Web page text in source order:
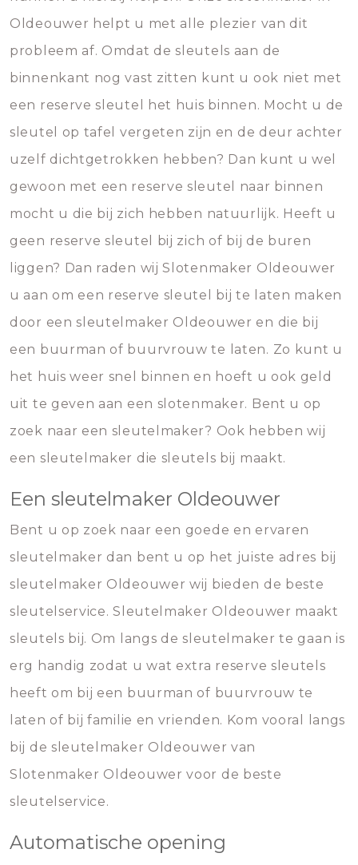
Oldeouwer helpt u met alle plezier van dit
probleem af. Omdat de sleutels aan de
binnenkant nog vast zitten kunt u ook niet met
een reserve sleutel het huis binnen. Mocht u de
sleutel op tafel vergeten zijn en de deur achter
uzelf dichtgetrokken hebben? Dan kunt u wel
gewoon met een reserve sleutel naar binnen
mocht u die bij zich hebben natuurlijk. Heeft u
geen reserve sleutel bij zich of bij de buren
liggen? Dan raden wij Slotenmaker Oldeouwer
u aan om een reserve sleutel bij te laten maken
door een sleutelmaker Oldeouwer en die bij
een buurman of buurvrouw te laten. Zo kunt u
het huis weer snel binnen en hoeft u ook geld
uit te geven aan een slotenmaker. Bent u op
zoek naar een sleutelmaker? Ook hebben wij
een sleutelmaker die sleutels bij maakt.
Een sleutelmaker Oldeouwer
Bent u op zoek naar een goede en ervaren
sleutelmaker dan bent u op het juiste adres bij
sleutelmaker Oldeouwer wij bieden de beste
sleutelservice. Sleutelmaker Oldeouwer maakt
sleutels bij. Om langs de sleutelmaker te gaan is
erg handig zodat u wat extra reserve sleutels
heeft om bij een buurman of buurvrouw te
laten of bij familie en vrienden. Kom vooral langs
bij de sleutelmaker Oldeouwer van
Slotenmaker Oldeouwer voor de beste
sleutelservice.
Automatische opening